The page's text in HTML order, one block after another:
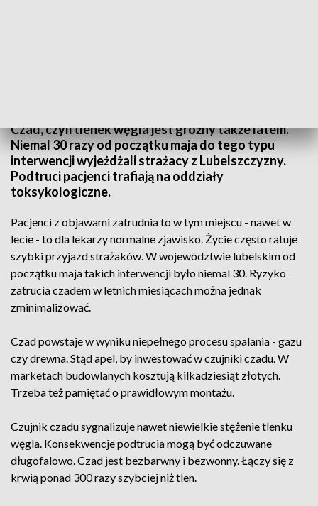
Czad, czyli tlenek węgla jest groźny także latem.
Niemal 30 razy od początku maja do tego typu
interwencji wyjeżdżali strażacy z Lubelszczyzny.
Podtruci pacjenci trafiają na oddziały
toksykologiczne.
Pacjenci z objawami zatrudnia to w tym miejscu - nawet w
lecie - to dla lekarzy normalne zjawisko. Życie często ratuje
szybki przyjazd strażaków. W województwie lubelskim od
początku maja takich interwencji było niemal 30. Ryzyko
zatrucia czadem w letnich miesiącach można jednak
zminimalizować.
Czad powstaje w wyniku niepełnego procesu spalania - gazu
czy drewna. Stąd apel, by inwestować w czujniki czadu. W
marketach budowlanych kosztują kilkadziesiąt złotych.
Trzeba też pamiętać o prawidłowym montażu.
Czujnik czadu sygnalizuje nawet niewielkie stężenie tlenku
węgla. Konsekwencje podtrucia mogą być odczuwane
długofalowo. Czad jest bezbarwny i bezwonny. Łączy się z
krwią ponad 300 razy szybciej niż tlen.